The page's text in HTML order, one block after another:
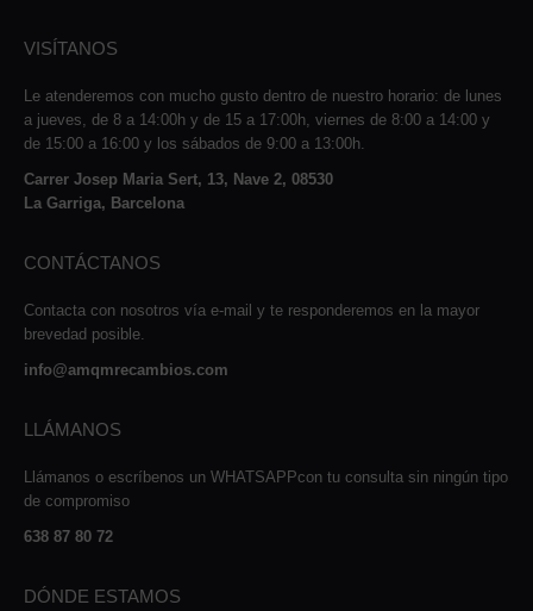
VISÍTANOS
Le atenderemos con mucho gusto dentro de nuestro horario: de lunes
a jueves, de 8 a 14:00h y de 15 a 17:00h, viernes de 8:00 a 14:00 y
de 15:00 a 16:00 y los sábados de 9:00 a 13:00h.
Carrer Josep Maria Sert, 13, Nave 2, 08530
La Garriga, Barcelona
CONTÁCTANOS
Contacta con nosotros vía e-mail y te responderemos en la mayor
brevedad posible.
info@amqmrecambios.com
LLÁMANOS
Llámanos o escríbenos un WHATSAPPcon tu consulta sin ningún tipo
de compromiso
638 87 80 72
DÓNDE ESTAMOS